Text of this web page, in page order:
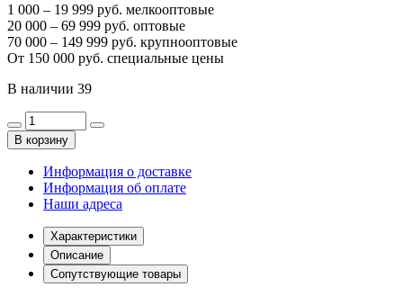
1 000 – 19 999 руб. мелкооптовые
20 000 – 69 999 руб. оптовые
70 000 – 149 999 руб. крупнооптовые
От 150 000 руб. специальные цены
В наличии 39
В корзину
Информация о доставке
Информация об оплате
Наши адреса
Характеристики
Описание
Сопутствующие товары